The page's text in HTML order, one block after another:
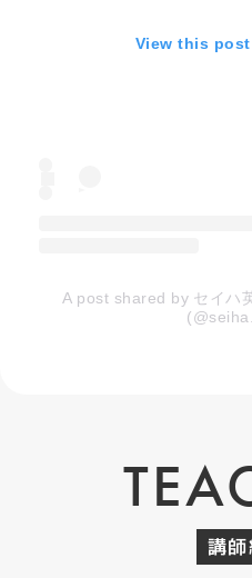
View this
A post shared by セイハ
講